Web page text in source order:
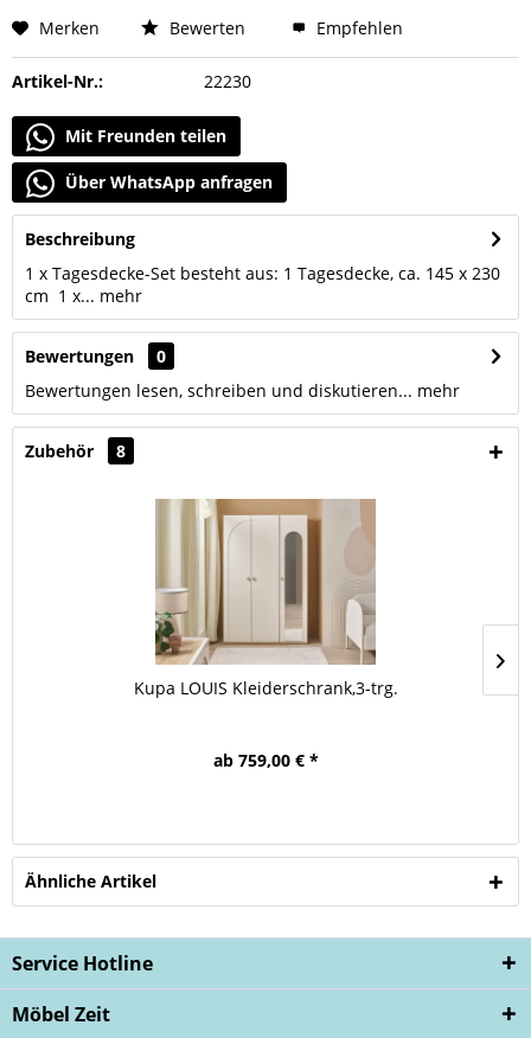
Merken Bewerten Empfehlen
Artikel-Nr.: 22230
Mit Freunden teilen
Über WhatsApp anfragen
Beschreibung
1 x Tagesdecke-Set besteht aus: 1 Tagesdecke, ca. 145 x 230
cm 1 x... mehr
Bewertungen
0
Bewertungen lesen, schreiben und diskutieren... mehr
Zubehör 8
Kupa LOUIS Kleiderschrank,3-trg.
ab 759,00 € *
Ähnliche Artikel
Service Hotline
Möbel Zeit